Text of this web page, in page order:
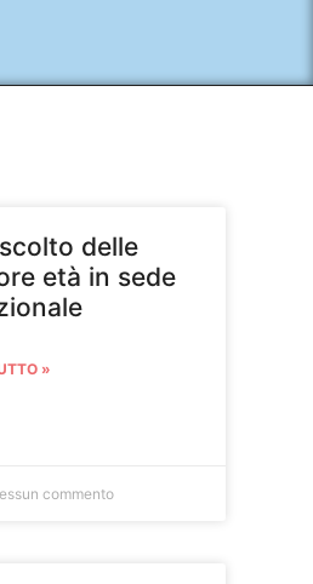
delle
età in sede
»
commento